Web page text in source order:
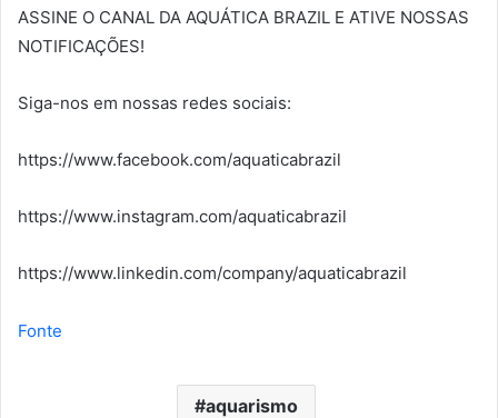
ASSINE O CANAL DA AQUÁTICA BRAZIL E ATIVE NOSSAS
NOTIFICAÇÕES!
Siga-nos em nossas redes sociais:
https://www.facebook.com/aquaticabrazil
https://www.instagram.com/aquaticabrazil
https://www.linkedin.com/company/aquaticabrazil
Fonte
aquarismo